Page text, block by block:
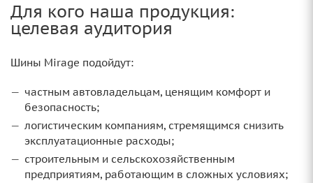
Для кого наша продукция:
целевая аудитория
Шины Mirage подойдут:
частным автовладельцам, ценящим комфорт и
безопасность;
логистическим компаниям, стремящимся снизить
эксплуатационные расходы;
строительным и сельскохозяйственным
предприятиям, работающим в сложных условиях;